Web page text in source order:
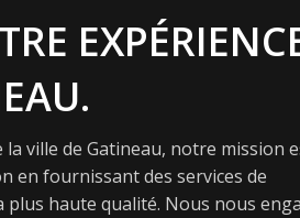
ville de Gatineau, notre mission
en fournissant des services de
haute qualité. Nous nous